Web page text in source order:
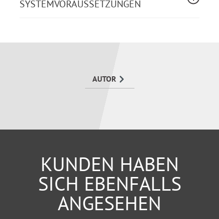
SYSTEMVORAUSSETZUNGEN
AUTOR
KUNDEN HABEN
SICH EBENFALLS
ANGESEHEN